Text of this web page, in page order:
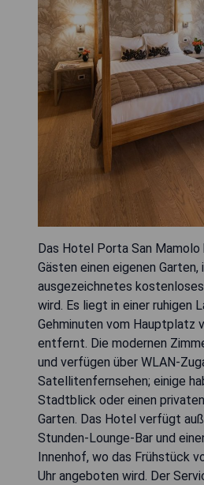
Das Hotel Porta San
Gästen einen eigenen Garten,
ausgezeichnetes
wird. Es liegt in einer ruhigen
Gehminuten vom Hauptplatz
entfernt. Die modernen
und verfügen über WLAN-
Satellitenfernsehen; einige
Stadtblick oder einen
Garten. Das Hotel verfügt
Stunden-Lounge-Bar und
Innenhof, wo das Frühstück
Uhr angeboten wird. Der